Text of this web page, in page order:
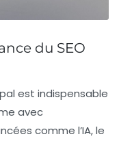
du SEO
est indispensable
avec
comme l’IA, le